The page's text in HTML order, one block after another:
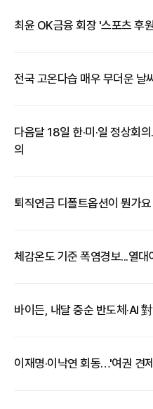
최윤 OK금융 회장 '스포츠 후
전국 고온다습 매우 무더운 날
다음달 18일 한·미·일 정상회
의
퇴직연금 디폴트옵션이 뭔가요
체감온도 기준 폭염경보...열대
바이든, 내달 중순 반도체·AI
이재명·이낙연 회동…'여권 견